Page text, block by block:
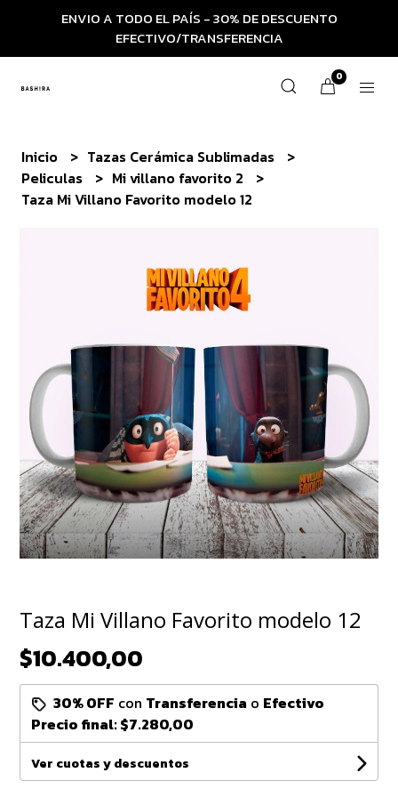
ENVIO A TODO EL PAÍS - 30% DE DESCUENTO
EFECTIVO/TRANSFERENCIA
0
Inicio
Tazas Cerámica Sublimadas
Peliculas
Mi villano favorito 2
Taza Mi Villano Favorito modelo 12
Taza Mi Villano Favorito modelo 12
$10.400,00
30% OFF con Transferencia o Efectivo
Precio final:$7.280,00
Ver cuotas y descuentos